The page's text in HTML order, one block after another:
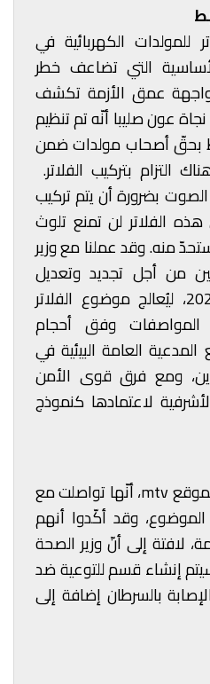
للمولدات الكهربائية في
التي تضاعف خطر
عمق الأزمة تكشف
نجاة عون صليبا أنّه تم تنظيم
ضبط بحقّ أصحاب مولدات ضمن
التزام بتركيب الفلاتر.
بضرورة أن يتم تركيب
هذه الفلاتر لن تمنع تلوث
منه. وقد عملنا مع وزير
من أجل تجديد وتعديل
المرسوم رقم 4/1 - 2024، ليُعالج موضوع الفلاتر
المواصفات وفق أحجام
العامة البيئية في
ومع فرق قوى الأمن
لاعتمادها كنموذج
وتضيف صليبا، في حديثٍ لموقع mtv، أنّها تواصلت مع
وقد أكّدوا أنهم
لافتة إلى أنّ وزير الصحة
إنشاء قسم للتوعية ضد
بالسرطان إضافة إلى